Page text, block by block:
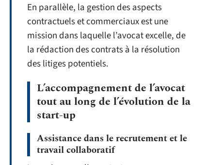
En parallèle, la gestion des aspects
contractuels et commerciaux est une
mission dans laquelle l’avocat excelle, de
la rédaction des contrats à la résolution
des litiges potentiels.
L’accompagnement de l’avocat
tout au long de l’évolution de la
start-up
Assistance dans le recrutement et le
travail collaboratif